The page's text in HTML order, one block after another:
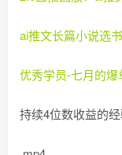
ai推文长篇小说选
优秀学员-七月的爆
持续4位数收益的